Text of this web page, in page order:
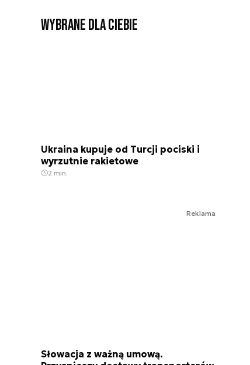
Wybrane dla Ciebie
Ukraina kupuje od Turcji pociski i
wyrzutnie rakietowe
2 min.
Reklama
Słowacja z ważną umową.